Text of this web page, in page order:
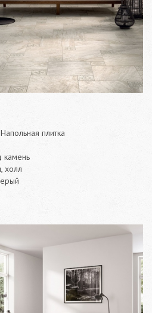
плитка
камень
холл